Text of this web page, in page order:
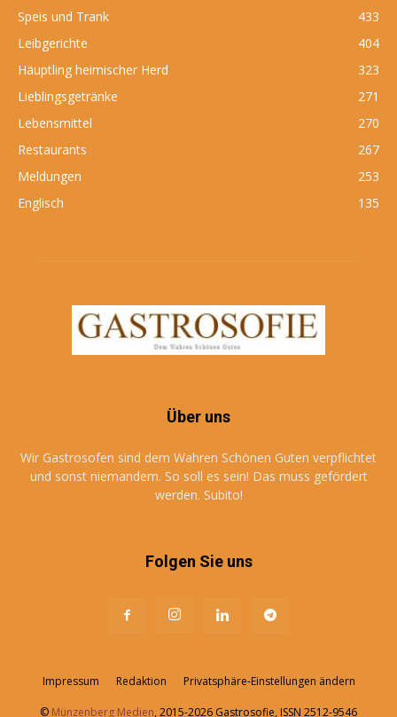
Speis und Trank
433
Leibgerichte
404
Häuptling heimischer Herd
323
Lieblingsgetränke
271
Lebensmittel
270
Restaurants
267
Meldungen
253
Englisch
135
Über uns
Wir Gastrosofen sind dem Wahren Schönen Guten verpflichtet
und sonst niemandem. So soll es sein! Das muss gefördert
werden. Subito!
Folgen Sie uns
Impressum Redaktion Privatsphäre-Einstellungen ändern
© Münzenberg Medien, 2015-2026 Gastrosofie, ISSN 2512-9546